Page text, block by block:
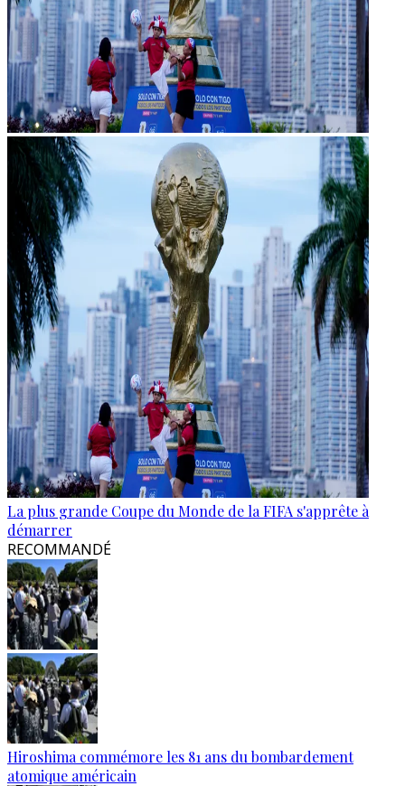
La plus grande Coupe du Monde de la FIFA s'apprête à
démarrer
RECOMMANDÉ
Hiroshima commémore les 81 ans du bombardement
atomique américain